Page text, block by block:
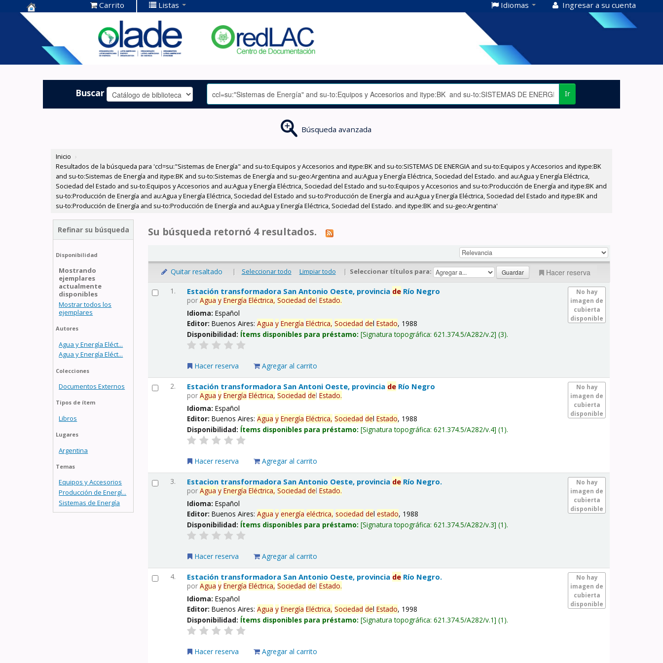
Centro de
Documentación
OLADE -
Carrito Listas Idiomas Ingresar a su cuenta
Buscar Ir
Búsqueda avanzada
Inicio ›
Resultados de la búsqueda para 'ccl=su:"Sistemas de Energía" and su-to:Equipos y Accesorios and itype:BK and su-to:SISTEMAS DE ENERGIA and su-to:Equipos y Accesorios and itype:BK
and su-to:Sistemas de Energía and itype:BK and su-to:Sistemas de Energía and su-geo:Argentina and au:Agua y Energía Eléctrica, Sociedad del Estado. and au:Agua y Energía Eléctrica,
Sociedad del Estado and su-to:Equipos y Accesorios and au:Agua y Energía Eléctrica, Sociedad del Estado and su-to:Equipos y Accesorios and su-to:Producción de Energía and itype:BK and
su-to:Producción de Energía and au:Agua y Energía Eléctrica, Sociedad del Estado and su-to:Producción de Energía and au:Agua y Energía Eléctrica, Sociedad del Estado and itype:BK and
su-to:Producción de Energía and su-to:Producción de Energía and au:Agua y Energía Eléctrica, Sociedad del Estado. and itype:BK and su-geo:Argentina'
Refinar su búsqueda
Disponibilidad
Mostrando
ejemplares
actualmente
disponibles
Mostrar todos los
ejemplares
Autores
Agua y Energía Eléct...
Agua y Energía Eléct...
Colecciones
Documentos Externos
Tipos de ítem
Libros
Lugares
Argentina
Temas
Equipos y Accesorios
Producción de Energí...
Sistemas de Energía
Su búsqueda retornó 4 resultados.
Quitar resaltado | Seleccionar todo Limpiar todo | Seleccionar títulos para: Hacer reserva
1.
No hay
imagen de
cubierta
disponible
Estación transformadora San Antonio Oeste, provincia de Río Negro
porAgua y Energía Eléctrica, Sociedad delEstado.
Idioma:Español
Editor:Buenos Aires:Agua y Energía Eléctrica, Sociedad delEstado, 1988
Disponibilidad: Ítems disponibles para préstamo: Signatura topográfica:621.374.5/A282/v.2 (3).
Hacer reserva Agregar al carrito
2.
No hay
imagen de
cubierta
disponible
Estación transformadora San Antoni Oeste, provincia de Río Negro
porAgua y Energía Eléctrica, Sociedad delEstado.
Idioma:Español
Editor:Buenos Aires:Agua y Energía Eléctrica, Sociedad delEstado, 1988
Disponibilidad: Ítems disponibles para préstamo: Signatura topográfica:621.374.5/A282/v.4 (1).
Hacer reserva Agregar al carrito
3.
No hay
imagen de
cubierta
disponible
Estacion transformadora San Antonio Oeste, provincia de Río Negro.
porAgua y Energía Eléctrica, Sociedad delEstado.
Idioma:Español
Editor:Buenos Aires:Agua y energía eléctrica, sociedad delestado, 1988
Disponibilidad: Ítems disponibles para préstamo: Signatura topográfica:621.374.5/A282/v.3 (1).
Hacer reserva Agregar al carrito
4.
No hay
imagen de
cubierta
disponible
Estación transformadora San Antonio Oeste, provincia de Río Negro.
porAgua y Energía Eléctrica, Sociedad delEstado.
Idioma:Español
Editor:Buenos Aires:Agua y Energía Eléctrica, Sociedad delEstado, 1998
Disponibilidad: Ítems disponibles para préstamo: Signatura topográfica:621.374.5/A282/v.1 (1).
Hacer reserva Agregar al carrito